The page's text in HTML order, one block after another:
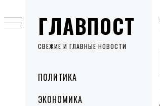
ГЛАВПОСТ
СВЕЖИЕ И ГЛАВНЫЕ НОВОСТИ
MenuПОЛИТИКА
ЭКОНОМИКА
to
content